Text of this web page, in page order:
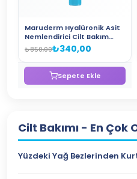
Maruderm Hyalüronik Asit
Nemlendirici Cilt Bakım
Kremi 200 ML
₺850,00₺340,00
Sepete Ekle
Cilt Bakımı - En Çok
Yüzdeki Yağ Bezlerinden